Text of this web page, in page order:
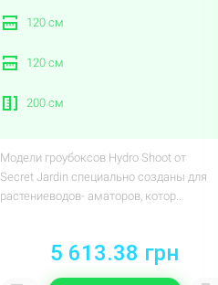
120 см
120 см
200 см
Модели гроубоксов Hydro Shoot от
Secret Jardin специально созданы для
растениеводов- аматоров, котор..
5 613.38 грн